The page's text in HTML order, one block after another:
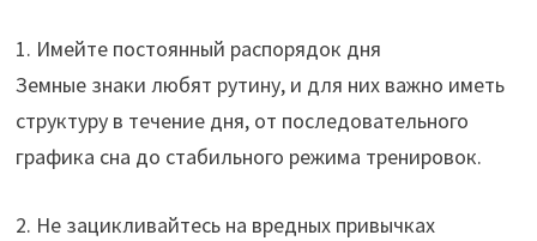
1. Имейте постоянный распорядок дня
Земные знаки любят рутину, и для них важно иметь
структуру в течение дня, от последовательного
графика сна до стабильного режима тренировок.
2. Не зацикливайтесь на вредных привычках